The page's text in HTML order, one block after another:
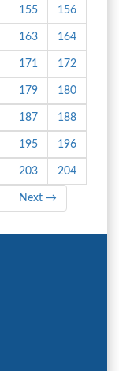
155 156
163 164
171 172
179 180
187 188
195 196
203 204
Next →